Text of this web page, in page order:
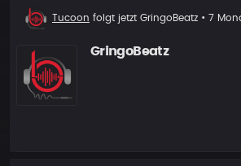
Neuer
Tucoon folgt jetzt GringoBeatz • 7
GringoBeatz